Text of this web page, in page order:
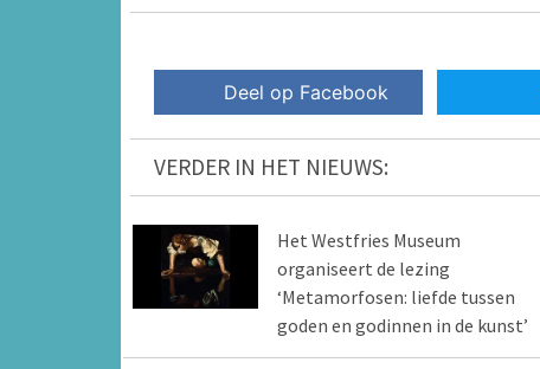
Deel op Facebook
VERDER IN HET NIEUWS:
Het Westfries Museum
organiseert de lezing
‘Metamorfosen: liefde tussen
goden en godinnen in de kunst’